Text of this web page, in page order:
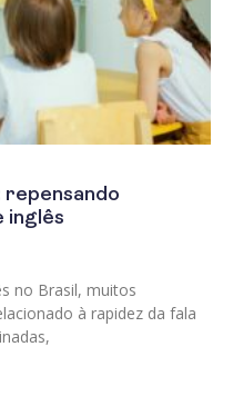
repensando
inglês
no Brasil, muitos
à rapidez da fala